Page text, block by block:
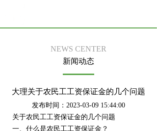
NEWS CENTER
新闻动态
大理关于农民工工资保证金的几个问题
发布时间：2023-03-09 15:44:00
关于农民工工资保证金的几个问题
一、什么是农民工工资保证金？